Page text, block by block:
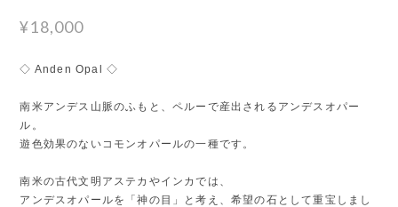
¥18,000
◇ Anden Opal ◇
南米アンデス山脈のふもと、ペルーで産出されるアンデスオパー
ル。
遊色効果のないコモンオパールの一種です。
南米の古代文明アステカやインカでは、
アンデスオパールを「神の目」と考え、希望の石として重宝しまし